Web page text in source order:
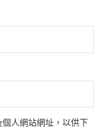
人網站網址，以供下